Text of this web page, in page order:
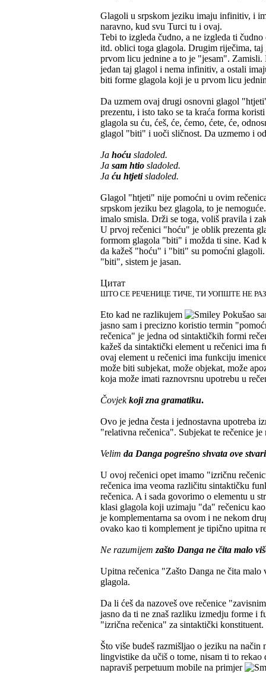
Glagoli u srpskom jeziku imaju infinitiv, i
naravno, kud svu Turci tu i ovaj.
Tebi to izgleda čudno, a ne izgleda ti
itd. oblici toga glagola. Drugim riječima,
prvom licu jednine a to je "jesam". Zamisli.
jedan taj glagol i nema infinitiv, a ostali
biti forme glagola koji je u prvom licu
Da uzmem ovaj drugi osnovni glagol
prezentu, i isto tako se ta kraća forma
glagola su ću, ćeš, će, ćemo, ćete, će,
glagol "biti" i uoči sličnost. Da uzmemo i
Ja hoću sladoled.
Ja sam htio sladoled.
Ja ću htjetisladoled.
Glagol "htjeti" nije pomoćni u ovim
srpskom jeziku bez glagola, to je
imalo smisla. Drži se toga, voliš pravila i
U prvoj rečenici "hoću" je oblik prezenta
formom glagola "biti" i možda ti sine. Kad
da kažeš "hoću" i "biti" su pomoćni glagoli.
"biti", sistem je jasan.
Цитат
ШТО СЕ РЕЧЕНИЦЕ ТИЧЕ, ТИ УОПШТЕ НЕ
Eto kad ne razlikujem
Pokušao
jasno sam i precizno koristio termin
rečenica" je jedna od sintaktičkih formi
kažeš da sintaktički element u rečenici ima
ovaj element u rečenici ima funkciju
može biti subjekat, može objekat, može
koja može imati raznovrsnu upotrebu u
Čovjekkoji zna gramatiku.
Ovo je jedna česta i jednostavna
"relativna rečenica". Subjekat te rečenice
Velim da Danga pogrešno shvata ove stvari
U ovoj rečenici opet imamo "izričnu
rečenica ima veoma različitu sintaktičku
rečenica. A i sada govorimo o elementu u
klasi glagola koji uzimaju "da" rečenicu
je komplementarna sa ovom i ne nekom
ovako kao ti komplement je tipično upitna
Ne razumijem zašto Danga ne čita malo
Upitna rečenica "Zašto Danga ne čita
glagola.
Da li ćeš da nazoveš ove rečenice
jasno da ti ne znaš razliku izmedju forme i
"izrična rečenica" za sintaktički konstituent.
Što više budeš razmišljao o jeziku na
lingvistike da učiš o tome, nisam ti to
napraviš perpetuum mobile na primjer